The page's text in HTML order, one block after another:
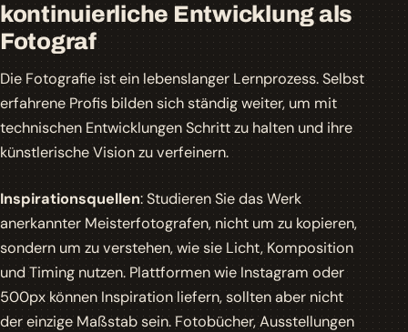
kontinuierliche Entwicklung als
Fotograf
Die Fotografie ist ein lebenslanger Lernprozess. Selbst
erfahrene Profis bilden sich ständig weiter, um mit
technischen Entwicklungen Schritt zu halten und ihre
künstlerische Vision zu verfeinern.
Inspirationsquellen: Studieren Sie das Werk
anerkannter Meisterfotografen, nicht um zu kopieren,
sondern um zu verstehen, wie sie Licht, Komposition
und Timing nutzen. Plattformen wie Instagram oder
500px können Inspiration liefern, sollten aber nicht
der einzige Maßstab sein. Fotobücher, Ausstellungen